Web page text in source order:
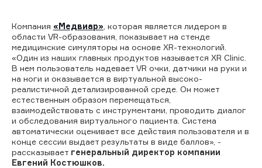
Компания «Медвиар» , которая является лидером в
области VR-образования, показывает на стенде
медицинские симуляторы на основе XR-технологий.
«Один из наших главных продуктов называется XR Clinic.
В нем пользователь надевает VR очки, датчики на руки и
на ноги и оказывается в виртуальной высоко-
реалистичной детализированной среде. Он может
естественным образом перемещаться,
взаимодействовать с инструментами, проводить диалог
и обследования виртуального пациента. Система
автоматически оценивает все действия пользователя и в
конце сессии выдает результаты в виде баллов», -
рассказывает генеральный директор компании
Евгений Костюшков.